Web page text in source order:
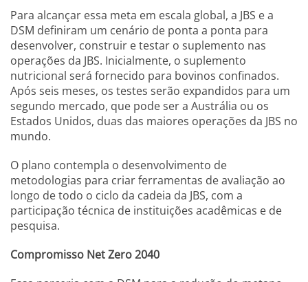
Para alcançar essa meta em escala global, a JBS e a
DSM definiram um cenário de ponta a ponta para
desenvolver, construir e testar o suplemento nas
operações da JBS. Inicialmente, o suplemento
nutricional será fornecido para bovinos confinados.
Após seis meses, os testes serão expandidos para um
segundo mercado, que pode ser a Austrália ou os
Estados Unidos, duas das maiores operações da JBS no
mundo.
O plano contempla o desenvolvimento de
metodologias para criar ferramentas de avaliação ao
longo de todo o ciclo da cadeia da JBS, com a
participação técnica de instituições acadêmicas e de
pesquisa.
Compromisso Net Zero 2040